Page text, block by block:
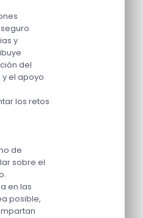
y
del
el apoyo
los retos
de
sobre el
en las
posible,